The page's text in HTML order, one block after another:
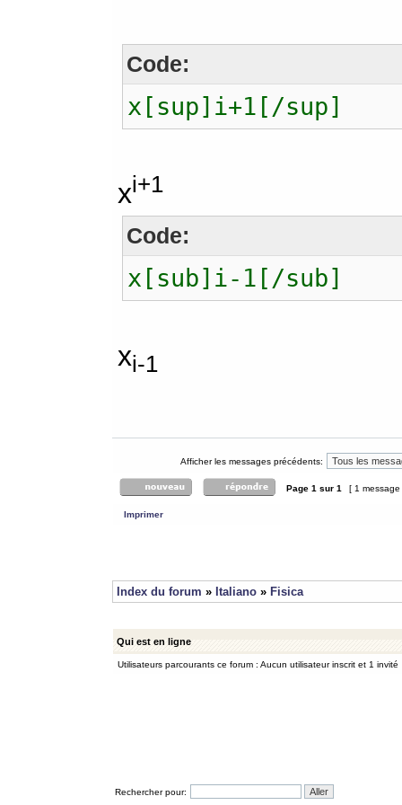
Code:
x[sup]i+1[/sup]
xi+1
Code:
x[sub]i-1[/sub]
xi-1
Afficher les messages précédents:
Page 1 sur 1 [ 1
Imprimer
Index du forum » Italiano » Fisica
Qui est en ligne
Utilisateurs parcourants ce forum : Aucun utilisateur inscrit et 1 invité
Rechercher pour: